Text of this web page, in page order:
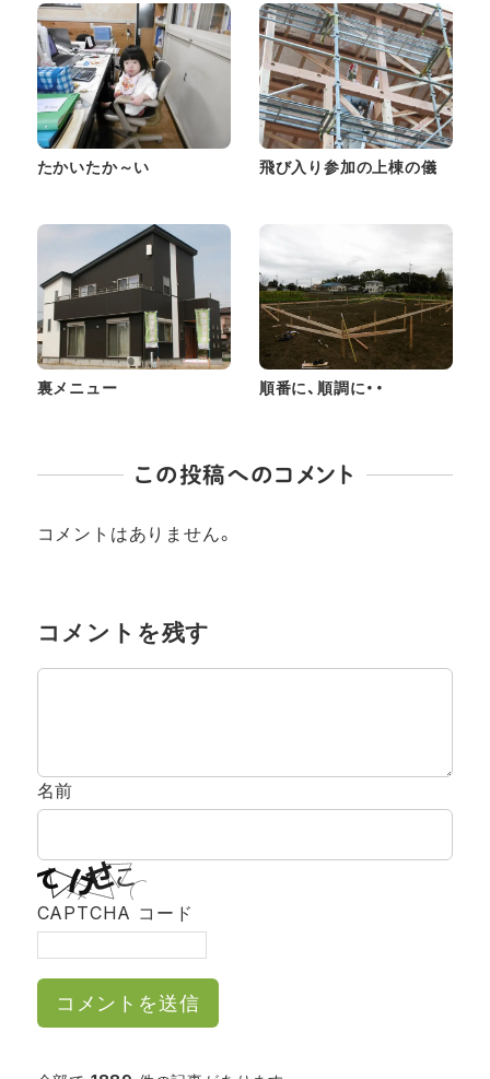
たかいたか～い 飛び入り参加の上棟の儀
裏メニュー 順番に、順調に・・
この投稿へのコメント
コメントはありません。
コメントを残す
名前
CAPTCHA コード